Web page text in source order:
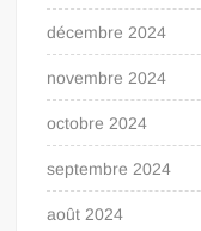
décembre 2024
novembre 2024
octobre 2024
septembre 2024
août 2024